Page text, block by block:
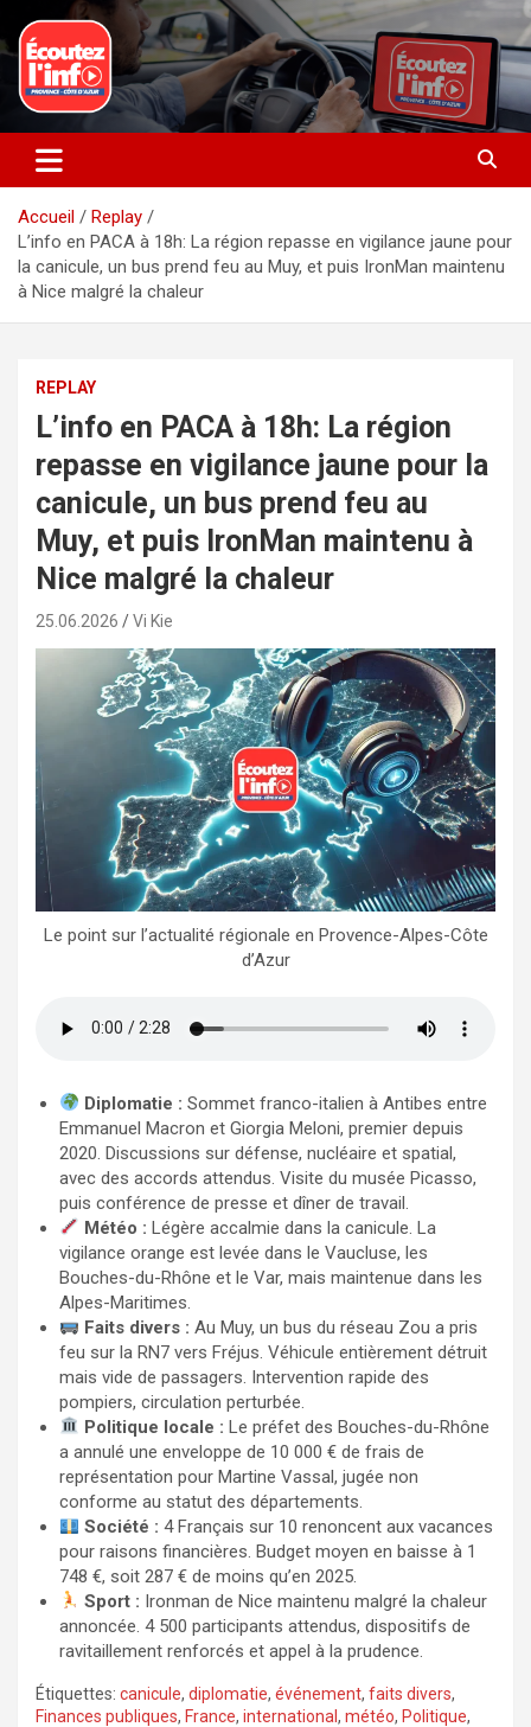
au
contenu
Ecoutez l’info
La radio du quotidien
Accueil
Replay
L’info en PACA à 18h: La région repasse en vigilance jaune pour
la canicule, un bus prend feu au Muy, et puis IronMan maintenu
à Nice malgré la chaleur
REPLAY
L’info en PACA à 18h: La région
repasse en vigilance jaune pour la
canicule, un bus prend feu au
Muy, et puis IronMan maintenu à
Nice malgré la chaleur
25.06.2026 Vi Kie
Le point sur l’actualité régionale en Provence-Alpes-Côte
d’Azur
Diplomatie : Sommet franco-italien à Antibes entre
Emmanuel Macron et Giorgia Meloni, premier depuis
2020. Discussions sur défense, nucléaire et spatial,
avec des accords attendus. Visite du musée Picasso,
puis conférence de presse et dîner de travail.
Météo : Légère accalmie dans la canicule. La
vigilance orange est levée dans le Vaucluse, les
Bouches-du-Rhône et le Var, mais maintenue dans les
Alpes-Maritimes.
Faits divers : Au Muy, un bus du réseau Zou a pris
feu sur la RN7 vers Fréjus. Véhicule entièrement détruit
mais vide de passagers. Intervention rapide des
pompiers, circulation perturbée.
Politique locale : Le préfet des Bouches-du-Rhône
a annulé une enveloppe de 10 000 € de frais de
représentation pour Martine Vassal, jugée non
conforme au statut des départements.
Société : 4 Français sur 10 renoncent aux vacances
pour raisons financières. Budget moyen en baisse à 1
748 €, soit 287 € de moins qu’en 2025.
Sport : Ironman de Nice maintenu malgré la chaleur
annoncée. 4 500 participants attendus, dispositifs de
ravitaillement renforcés et appel à la prudence.
Étiquettes: canicule, diplomatie, événement, faits divers,
Finances publiques, France, international , météo, Politique,